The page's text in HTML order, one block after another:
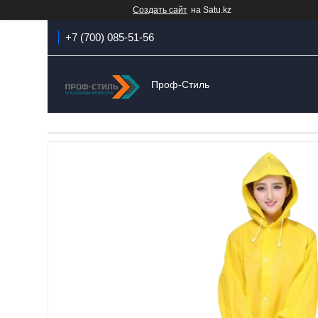
Создать сайт на Satu.kz
+7 (700) 085-51-56
Проф-Стиль